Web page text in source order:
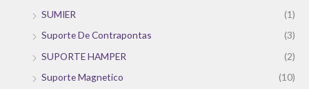
SUMIER
(1)
Suporte De Contrapontas
(3)
SUPORTE HAMPER
(2)
Suporte Magnetico
(10)